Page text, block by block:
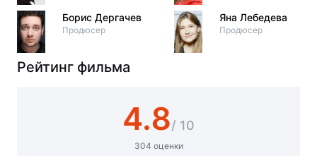
Борис Дергачев
Продюсер
Яна Лебедева
Продюсер
Рейтинг фильма
4.8/ 10
304 оценки